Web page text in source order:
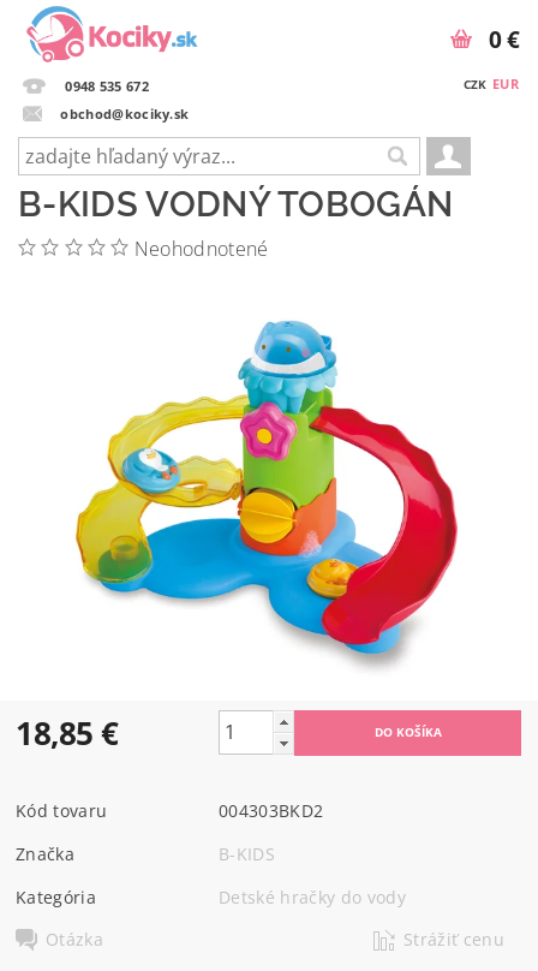
0948 535 672
obchod@kociky.sk
CZK EUR
0 €
B-KIDS VODNÝ TOBOGÁN
Neohodnotené
18,85 €
Kód tovaru
004303BKD2
Značka
B-KIDS
Kategória
Detské hračky do vody
Otázka
Strážiť cenu